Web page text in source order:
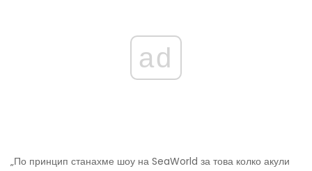
ad
„По принцип станахме шоу на SeaWorld за това колко акули